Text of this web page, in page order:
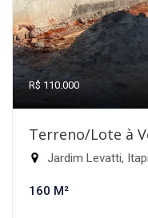
R$ 110.000
Terreno/Lote à
Jardim Levatti,
160 M²